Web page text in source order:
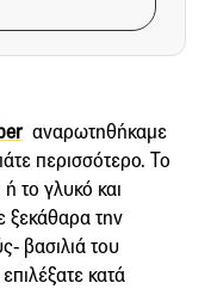
αναρωτηθήκαμε
περισσότερο. Το
το γλυκό και
ξεκάθαρα την
βασιλιά του
κατά